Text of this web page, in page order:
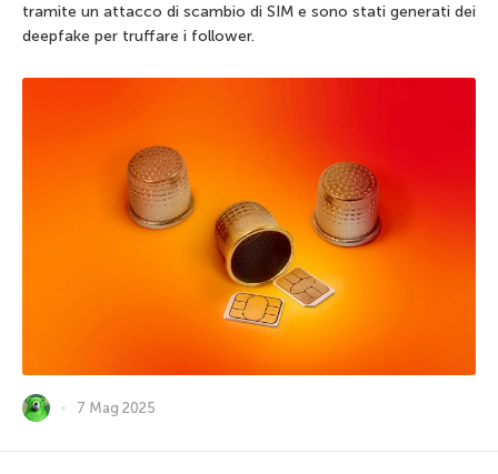
tramite un attacco di scambio di SIM e sono stati generati dei
deepfake per truffare i follower.
7 Mag 2025